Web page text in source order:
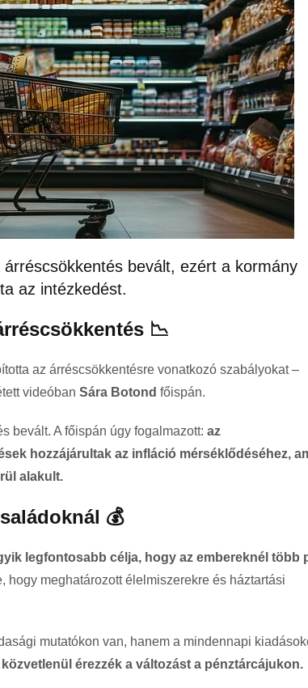
bevált, ezért a kormány
az intézkedést.
📉
az árréscsökkentésre vonatkozó szabályokat –
videóban Sára Botond főispán.
bevált. A főispán úgy fogalmazott: az
hozzájárultak az infláció mérséklődéséhez,
alakult.
💰
legfontosabb célja, hogy az embereknél több
hogy meghatározott élelmiszerekre és háztartási
mutatókon van, hanem a mindennapi
érezzék a változást a pénztárcájukon.